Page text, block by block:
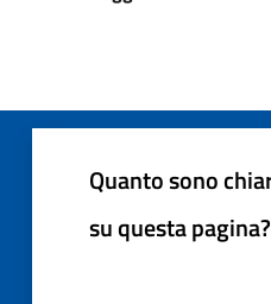
Quanto sono
su questa pagina?